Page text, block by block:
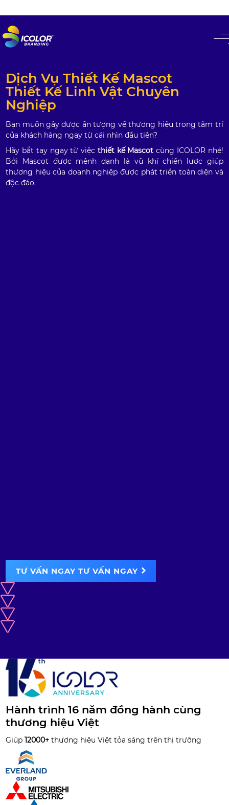
Dịch Vụ Thiết Kế Mascot
Thiết Kế Linh Vật Chuyên
Nghiệp
Bạn muốn gây được ấn tượng về thương hiệu trong tâm trí
của khách hàng ngay từ cái nhìn đầu tiên?
Hãy bắt tay ngay từ việc thiết kế Mascot cùng ICOLOR nhé!
Bởi Mascot được mệnh danh là vũ khí chiến lược giúp
thương hiệu của doanh nghiệp được phát triển toàn diện và
độc đáo.
TƯ VẤN NGAY TƯ VẤN NGAY
Hành trình 16 năm đồng hành cùng
thương hiệu Việt
Giúp12000+ thương hiệu Việt tỏa sáng trên thị trường